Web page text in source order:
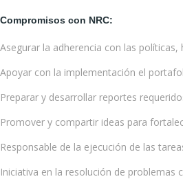
Compromisos con NRC:
Asegurar la adherencia con las
Apoyar con la implementación el
Preparar y desarrollar reportes
Promover y compartir ideas para
Responsable de la ejecución de las
Iniciativa en la resolución de